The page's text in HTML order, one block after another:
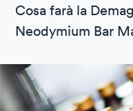
Cosa farà la
Neodymium Bar